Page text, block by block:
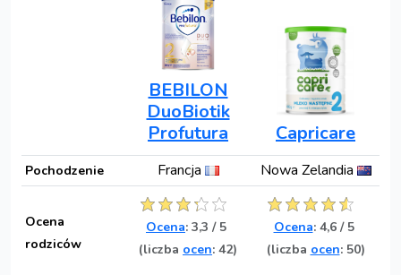
BEBILON
DuoBiotik
Profutura
Capricare
Pochodzenie Francja Nowa Zelandia
Ocena
rodziców
Ocena: 3,3 / 5
(liczba ocen: 42)
Ocena: 4,6/ 5
(liczba ocen: 50)